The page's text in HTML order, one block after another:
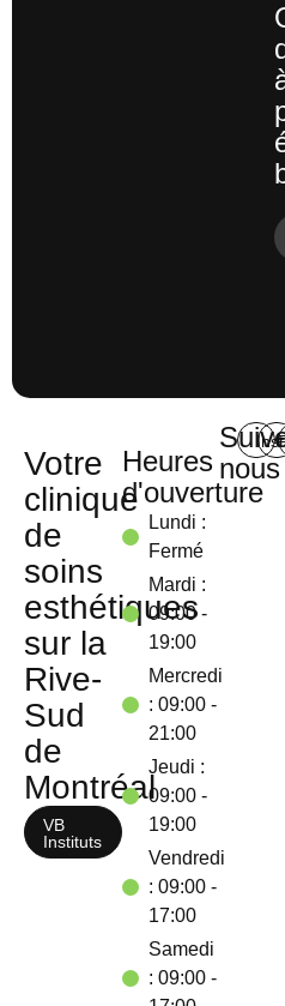
Votre
clinique
de
soins
esthétiques
sur la
Rive-
Sud
de
Montréal
VB
Instituts
Heures
d'ouverture
Lundi :
Fermé
Mardi :
09:00 -
19:00
Mercredi
: 09:00 -
21:00
Jeudi :
09:00 -
19:00
Vendredi
: 09:00 -
17:00
Samedi
: 09:00 -
nous